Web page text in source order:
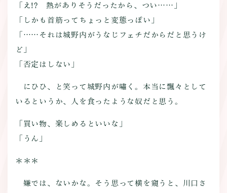
「え!? 熱がありそうだったから、つい……」
「しかも首筋ってちょっと変態っぽい」
「……それは城野内がうなじフェチだからだと思うけ
ど」
「否定はしない」
にひひ、と笑って城野内が嘯く。本当に飄々として
いるというか、人を食ったような奴だと思う。
「買い物、楽しめるといいな」
「うん」
＊＊＊
嫌では、ないかな。そう思って横を窺うと、川口さ